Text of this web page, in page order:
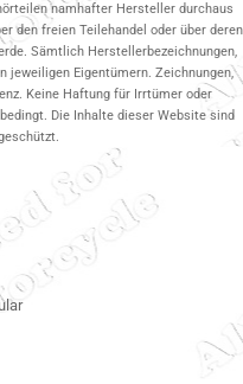
namhafter Hersteller durchaus
den freien Teilehandel oder über deren
Sämtlich Herstellerbezeichnungen,
jeweiligen Eigentümern. Zeichnungen,
Keine Haftung für Irrtümer oder
Die Inhalte dieser Website sind